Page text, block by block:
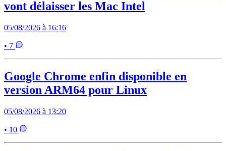
vont délaisser les Mac Intel
05/08/2026 à 16:16
• 7
Google Chrome enfin disponible en
version ARM64 pour Linux
05/08/2026 à 13:20
• 10